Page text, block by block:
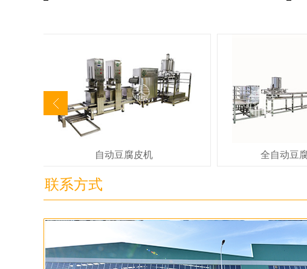
自动豆腐皮机 全自动豆
联系方式